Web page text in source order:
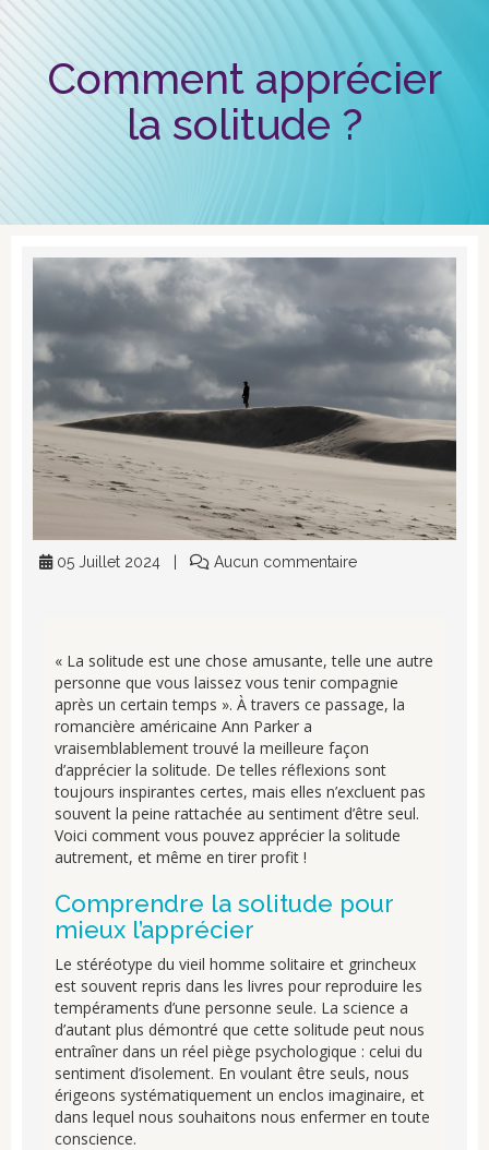
Comment apprécier
la solitude ?
05 Juillet 2024 Aucun commentaire
« La solitude est une chose amusante, telle une autre
personne que vous laissez vous tenir compagnie
après un certain temps ». À travers ce passage, la
romancière américaine Ann Parker a
vraisemblablement trouvé la meilleure façon
d’apprécier la solitude. De telles réflexions sont
toujours inspirantes certes, mais elles n’excluent pas
souvent la peine rattachée au sentiment d’être seul.
Voici comment vous pouvez apprécier la solitude
autrement, et même en tirer profit !
Comprendre la solitude pour
mieux l’apprécier
Le stéréotype du vieil homme solitaire et grincheux
est souvent repris dans les livres pour reproduire les
tempéraments d’une personne seule. La science a
d’autant plus démontré que cette solitude peut nous
entraîner dans un réel piège psychologique : celui du
sentiment d’isolement. En voulant être seuls, nous
érigeons systématiquement un enclos imaginaire, et
dans lequel nous souhaitons nous enfermer en toute
conscience.